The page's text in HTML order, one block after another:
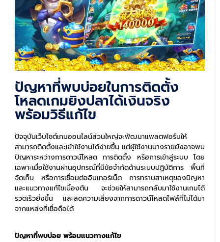
ปัญหาที่พบบ่อยในการติดตั้ง
โหลดเกมยิงปลาได้เงินจริง
พร้อมวิธีแก้ไข
ปัจจุบันเว็บไซต์เกมออนไลน์ส่วนใหญ่จะพัฒนาแพลตฟอร์มให้
สามารถติดตั้งและเข้าใช้งานได้ง่ายขึ้น แต่ผู้ใช้งานบางรายยังอาจพบ
ปัญหาระหว่างการดาวน์โหลด การติดตั้ง หรือการเข้าสู่ระบบ โดย
เฉพาะเมื่อใช้งานผ่านอุปกรณ์ที่มีข้อจำกัดด้านระบบปฏิบัติการ พื้นที่
จัดเก็บ หรือการเชื่อมต่ออินเทอร์เน็ต การทราบสาเหตุของปัญหา
และแนวทางแก้ไขเบื้องต้น จะช่วยให้สามารถกลับมาใช้งานเกมได้
รวดเร็วยิ่งขึ้น และลดความเสี่ยงจากการดาวน์โหลดไฟล์ที่ไม่ได้มา
จากแหล่งที่เชื่อถือได้
ปัญหาที่พบบ่อย พร้อมแนวทางแก้ไข